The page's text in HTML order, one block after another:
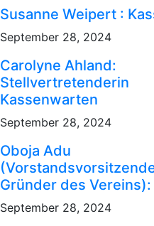
Susanne Weipert :
September 28, 2024
Carolyne Ahland:
Stellvertretenderin
Kassenwarten
September 28, 2024
Oboja Adu
Gründer des Vereins):
September 28, 2024